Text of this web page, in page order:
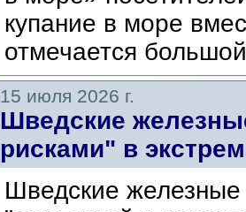
купание в море
отмечается
15 июля 2026 г.
Шведские
рисками" в
Шведские железные